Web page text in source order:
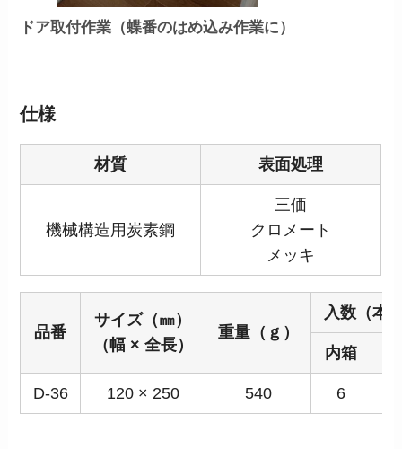
ドア取付作業（蝶番のはめ込み作業に）
仕様
材質 表面処理
機械構造用炭素鋼
三価
クロメート
メッキ
品番
サイズ（㎜）
（幅 × 全長）
重量（ｇ）
入数（本
内箱
D-36 120 × 250 540 6